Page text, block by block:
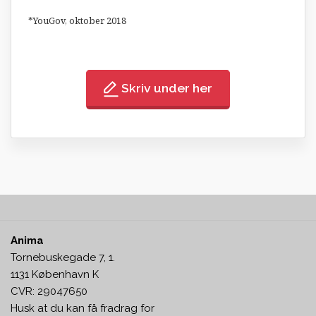
*YouGov, oktober 2018
Skriv under her
Anima
Tornebuskegade 7, 1.
1131 København K
CVR: 29047650
Husk at du kan få fradrag for